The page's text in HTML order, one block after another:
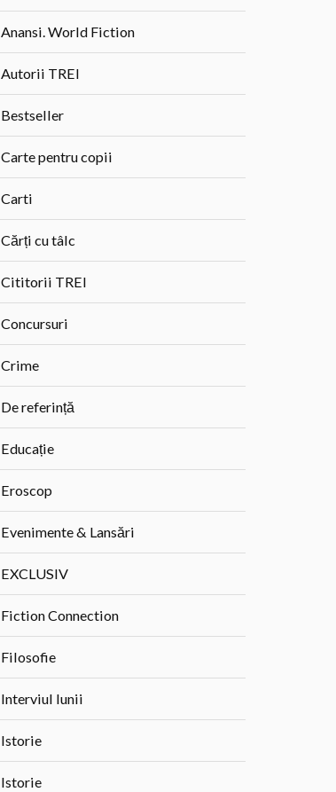
Anansi. World Fiction
Autorii TREI
Bestseller
Carte pentru copii
Carti
Cărți cu tâlc
Cititorii TREI
Concursuri
Crime
De referință
Educație
Eroscop
Evenimente & Lansări
EXCLUSIV
Fiction Connection
Filosofie
Interviul lunii
Istorie
Istorie